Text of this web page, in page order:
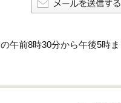
前8時30分から午後5時ま